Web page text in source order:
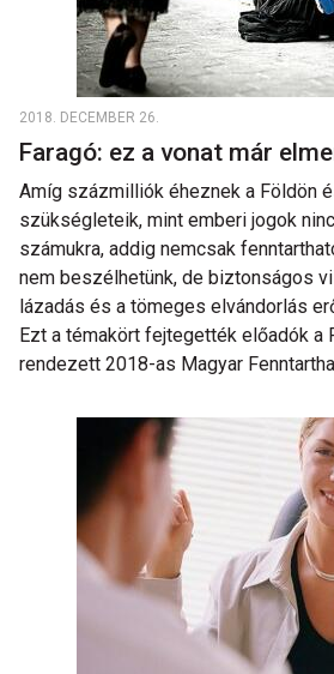
2018. DECEMBER 26.
Faragó: ez a vonat már
Amíg százmilliók éheznek a Földön
szükségleteik, mint emberi jogok
számukra, addig nemcsak
nem beszélhetünk, de biztonságos
lázadás és a tömeges elvándorlás
Ezt a témakört fejtegették előadók a
rendezett 2018-as Magyar